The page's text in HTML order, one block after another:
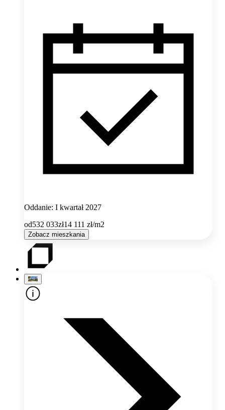
Oddanie: I kwartał 2027
od532 033zł14 111 zł/m2
Zobacz mieszkania